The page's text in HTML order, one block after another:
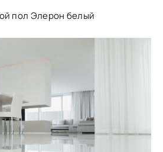
пол Элерон белый